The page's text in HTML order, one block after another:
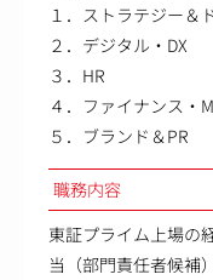
１．ストラテジー＆
２．デジタル・DX
３．HR
４．ファイナンス・
５．ブランド＆PR
職務内容
東証プライム上場の
当（部門責任者候補